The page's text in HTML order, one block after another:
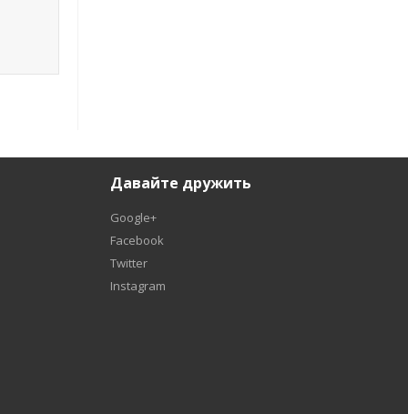
Давайте дружить
Google+
Facebook
Twitter
Instagram